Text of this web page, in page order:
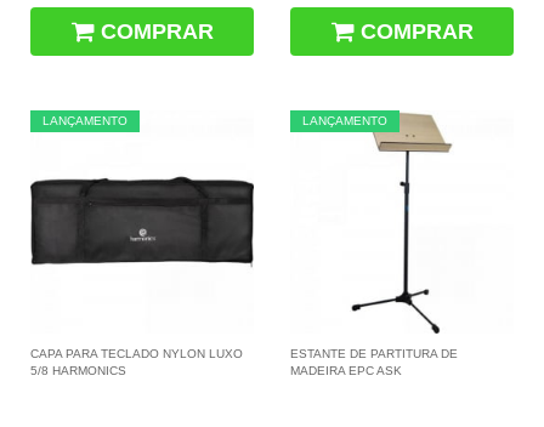
COMPRAR COMPRAR
LANÇAMENTO
CAPA PARA TECLADO NYLON LUXO
5/8 HARMONICS
LANÇAMENTO
ESTANTE DE PARTITURA DE
MADEIRA EPC ASK